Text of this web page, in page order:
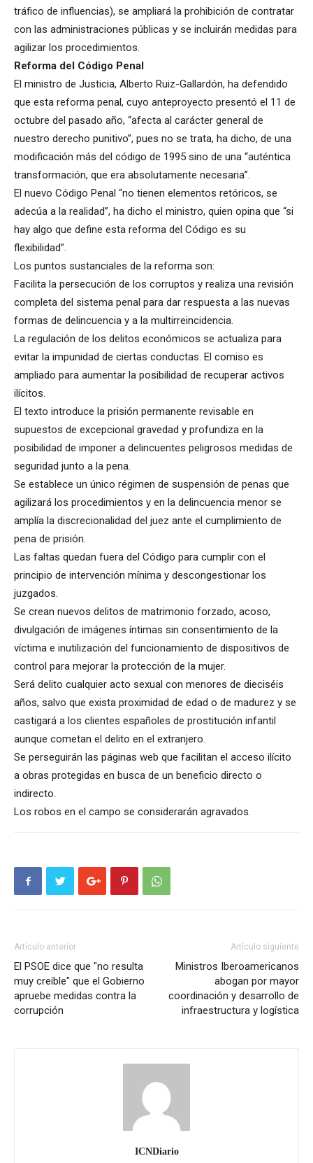
tráfico de influencias), se ampliará la prohibición de contratar
con las administraciones públicas y se incluirán medidas para
agilizar los procedimientos.
Reforma del Código Penal
El ministro de Justicia, Alberto Ruiz-Gallardón, ha defendido
que esta reforma penal, cuyo anteproyecto presentó el 11 de
octubre del pasado año, “afecta al carácter general de
nuestro derecho punitivo”, pues no se trata, ha dicho, de una
modificación más del código de 1995 sino de una “auténtica
transformación, que era absolutamente necesaria”.
El nuevo Código Penal “no tienen elementos retóricos, se
adecúa a la realidad”, ha dicho el ministro, quien opina que “si
hay algo que define esta reforma del Código es su
flexibilidad”.
Los puntos sustanciales de la reforma son:
Facilita la persecución de los corruptos y realiza una revisión
completa del sistema penal para dar respuesta a las nuevas
formas de delincuencia y a la multirreincidencia.
La regulación de los delitos económicos se actualiza para
evitar la impunidad de ciertas conductas. El comiso es
ampliado para aumentar la posibilidad de recuperar activos
ilícitos.
El texto introduce la prisión permanente revisable en
supuestos de excepcional gravedad y profundiza en la
posibilidad de imponer a delincuentes peligrosos medidas de
seguridad junto a la pena.
Se establece un único régimen de suspensión de penas que
agilizará los procedimientos y en la delincuencia menor se
amplía la discrecionalidad del juez ante el cumplimiento de
pena de prisión.
Las faltas quedan fuera del Código para cumplir con el
principio de intervención mínima y descongestionar los
juzgados.
Se crean nuevos delitos de matrimonio forzado, acoso,
divulgación de imágenes íntimas sin consentimiento de la
víctima e inutilización del funcionamiento de dispositivos de
control para mejorar la protección de la mujer.
Será delito cualquier acto sexual con menores de dieciséis
años, salvo que exista proximidad de edad o de madurez y se
castigará a los clientes españoles de prostitución infantil
aunque cometan el delito en el extranjero.
Se perseguirán las páginas web que facilitan el acceso ilícito
a obras protegidas en busca de un beneficio directo o
indirecto.
Los robos en el campo se considerarán agravados.
Artículo anterior
El PSOE dice que "no resulta
muy creíble" que el Gobierno
apruebe medidas contra la
corrupción
Artículo siguiente
Ministros Iberoamericanos
abogan por mayor
coordinación y desarrollo de
infraestructura y logística
ICNDiario